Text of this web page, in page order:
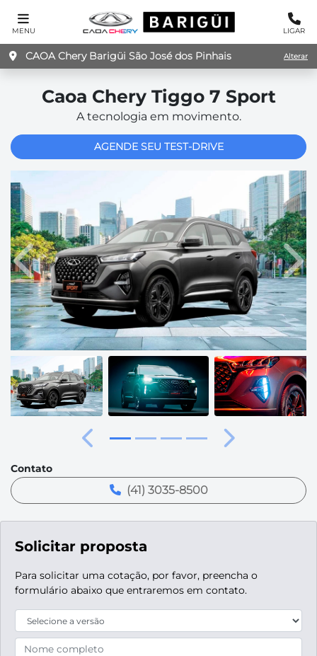
MENU LIGAR
CAOA Chery Barigüi São José dos Pinhais Alterar
Caoa CheryTiggo 7 Sport
A tecnologia em movimento.
AGENDE SEU TEST-DRIVE
Solicitar proposta
Para solicitar uma cotação, por favor, preencha o
formulário abaixo que entraremos em contato.
Anterior
Anterior Próximo
Contato
(41) 3035-8500